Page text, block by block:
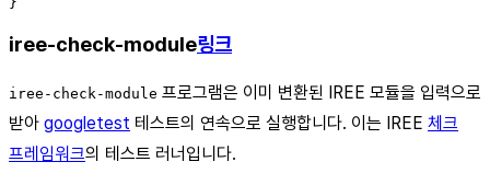
iree-check-module링크
iree-check-module 프로그램은 이미 변환된 IREE 모듈을 입력으로
받아 googletest 테스트의 연속으로 실행합니다. 이는 IREE 체크
프레임워크의 테스트 러너입니다.